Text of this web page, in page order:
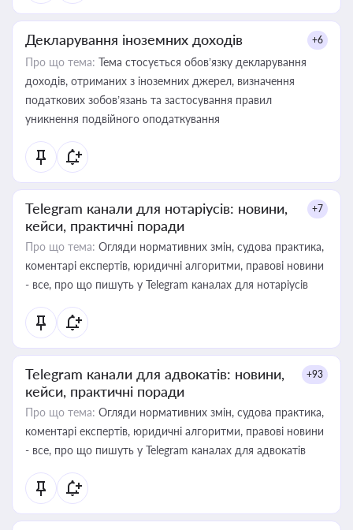
Декларування іноземних доходів +6
Про що тема: Тема стосується обов’язку декларування
доходів, отриманих з іноземних джерел, визначення
податкових зобов’язань та застосування правил
уникнення подвійного оподаткування
Telegram канали для нотаріусів: новини,
кейси, практичні поради
+7
Про що тема: Огляди нормативних змін, судова практика,
коментарі експертів, юридичні алгоритми, правові новини
- все, про що пишуть у Telegram каналах для нотаріусів
Telegram канали для адвокатів: новини,
кейси, практичні поради
+93
Про що тема: Огляди нормативних змін, судова практика,
коментарі експертів, юридичні алгоритми, правові новини
- все, про що пишуть у Telegram каналах для адвокатів